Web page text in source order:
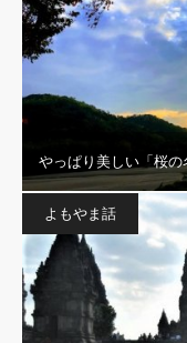
やっぱり美しい「桜
よもやま話